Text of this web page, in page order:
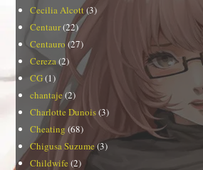
Cecilia Alcott (3)
Centaur(22)
Centauro (27)
Cereza(2)
CG(1)
chantaje(2)
Charlotte Dunois(3)
Cheating(68)
Chigusa Suzume(3)
Childwife (2)